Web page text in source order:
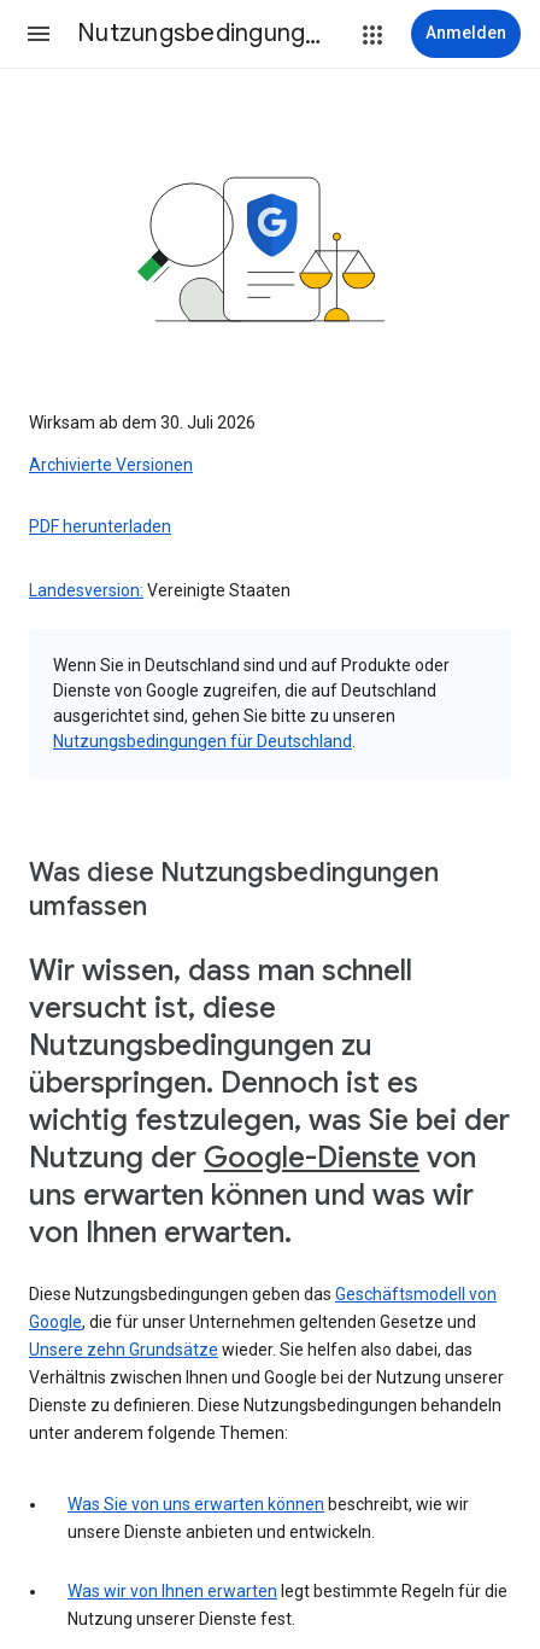
Nutzungsbedingungen Anmelden
Wirksam ab dem 30. Juli 2026
Archivierte Versionen
PDF herunterladen
Landesversion: Vereinigte Staaten
Wenn Sie in Deutschland sind und auf Produkte oder
Dienste von Google zugreifen, die auf Deutschland
ausgerichtet sind, gehen Sie bitte zu unseren
Nutzungsbedingungen für Deutschland
Was diese Nutzungsbedingungen
umfassen
Wir wissen, dass man schnell
versucht ist, diese
Nutzungsbedingungen zu
überspringen. Dennoch ist es
wichtig festzulegen, was Sie bei der
Nutzung der Google-Dienste von
uns erwarten können und was wir
von Ihnen erwarten.
Diese Nutzungsbedingungen geben das Geschäftsmodell von
Google, die für unser Unternehmen geltenden Gesetze und
Unsere zehn Grundsätze wieder. Sie helfen also dabei, das
Verhältnis zwischen Ihnen und Google bei der Nutzung unserer
Dienste zu definieren. Diese Nutzungsbedingungen behandeln
unter anderem folgende Themen:
Was Sie von uns erwarten können beschreibt, wie wir
unsere Dienste anbieten und entwickeln.
Was wir von Ihnen erwarten legt bestimmte Regeln für die
Nutzung unserer Dienste fest.